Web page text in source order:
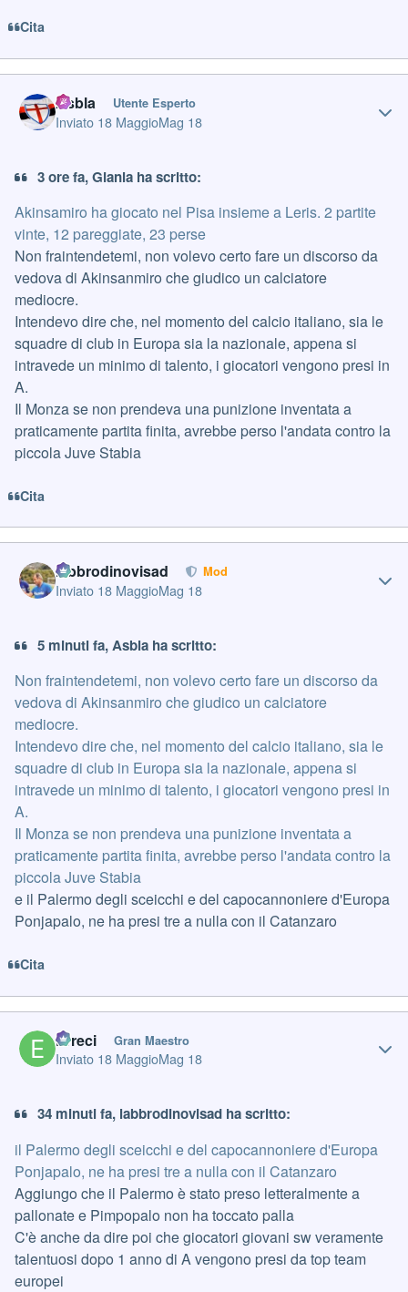
Cita
Asbla Utente Esperto
Inviato 18 MaggioMag 18
3 ore fa, Gianla ha scritto:
Akinsamiro ha giocato nel Pisa insieme a Leris. 2 partite
vinte, 12 pareggiate, 23 perse
Non fraintendetemi, non volevo certo fare un discorso da
vedova di Akinsanmiro che giudico un calciatore
mediocre.
Intendevo dire che, nel momento del calcio italiano, sia le
squadre di club in Europa sia la nazionale, appena si
intravede un minimo di talento, i giocatori vengono presi in
A.
Il Monza se non prendeva una punizione inventata a
praticamente partita finita, avrebbe perso l'andata contro la
piccola Juve Stabia
Cita
labbrodinovisad Mod
Inviato 18 MaggioMag 18
5 minuti fa, Asbla ha scritto:
Non fraintendetemi, non volevo certo fare un discorso da
vedova di Akinsanmiro che giudico un calciatore
mediocre.
Intendevo dire che, nel momento del calcio italiano, sia le
squadre di club in Europa sia la nazionale, appena si
intravede un minimo di talento, i giocatori vengono presi in
A.
Il Monza se non prendeva una punizione inventata a
praticamente partita finita, avrebbe perso l'andata contro la
piccola Juve Stabia
e il Palermo degli sceicchi e del capocannoniere d'Europa
Ponjapalo, ne ha presi tre a nulla con il Catanzaro
Cita
Erreci Gran Maestro
Inviato 18 MaggioMag 18
34 minuti fa, labbrodinovisad ha scritto:
il Palermo degli sceicchi e del capocannoniere d'Europa
Ponjapalo, ne ha presi tre a nulla con il Catanzaro
Aggiungo che il Palermo è stato preso letteralmente a
pallonate e Pimpopalo non ha toccato palla
C'è anche da dire poi che giocatori giovani sw veramente
talentuosi dopo 1 anno di A vengono presi da top team
europei